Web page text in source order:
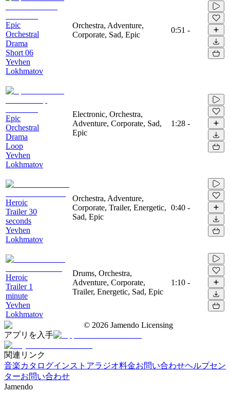
Epic
Orchestral
Drama
Short 06
Yevhen
Lokhmatov
Orchestra, Adventure,
Corporate, Sad, Epic
0:51 -
Epic
Orchestral
Drama
Loop
Yevhen
Lokhmatov
Electronic, Orchestra,
Adventure, Corporate, Sad,
Epic
1:28 -
Heroic
Trailer 30
seconds
Yevhen
Lokhmatov
Orchestra, Adventure,
Corporate, Trailer, Energetic,
Sad, Epic
0:40 -
Heroic
Trailer 1
minute
Yevhen
Lokhmatov
Drums, Orchestra,
Adventure, Corporate,
Trailer, Energetic, Sad, Epic
1:10 -
© 2026 Jamendo Licensing
アプリを入手
関連リンク
音楽カタログインストアラジオ料金お問い合わせヘルプセン
ターお問い合わせ
Jamendo